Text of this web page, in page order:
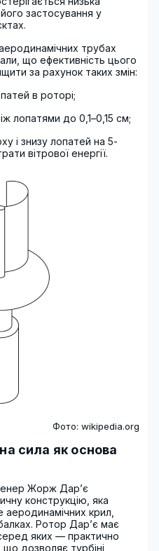
застосування у
трубах
що ефективність цього
за рахунок таких змін:
в роторі;
лопатями до 0,1–0,15 см;
і знизу лопатей на 5-
вітрової енергії.
Фото: wikipedia.org
сила як основа
Жорж Дар’є
конструкцію, яка
аеродинамічних крил,
Ротор Дар’є має
яких — практично
дозволяє турбіні